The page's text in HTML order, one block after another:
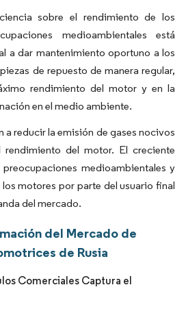
sobre el rendimiento de los
medioambientales está
a dar mantenimiento oportuno a los
de repuesto de manera regular,
rendimiento del motor y en la
en el medio ambiente.
a reducir la emisión de gases nocivos
del motor. El creciente
medioambientales y
motores por parte del usuario final
del mercado.
del Mercado de
de Rusia
Comerciales Captura el